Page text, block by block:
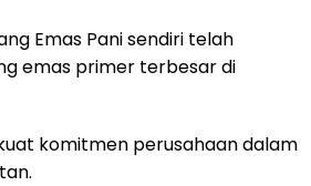
Emas Pani sendiri telah
emas primer terbesar di
komitmen perusahaan dalam